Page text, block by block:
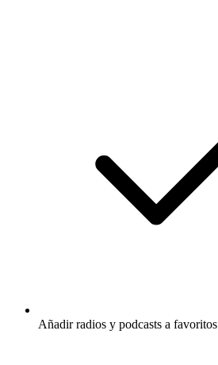
Añadir radios y podcasts a favoritos